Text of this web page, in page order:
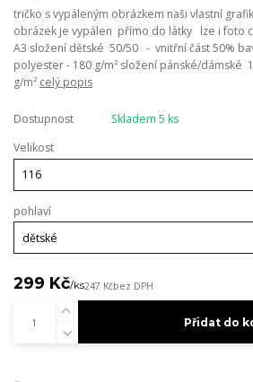
tričko s vypáleným obrázkem naši vlastní
obrázek je vypálen přímo do látky lze i foto
A3 složení dětské 50/50 - vnitřní část 50%
polyester - 180 g/m² složení pánské/dámské
g/m² celý popis
Dostupnost
Skladem 5 ks
Velikost
pohlaví
299 Kč/ks247 Kčbez DPH
Přidat do